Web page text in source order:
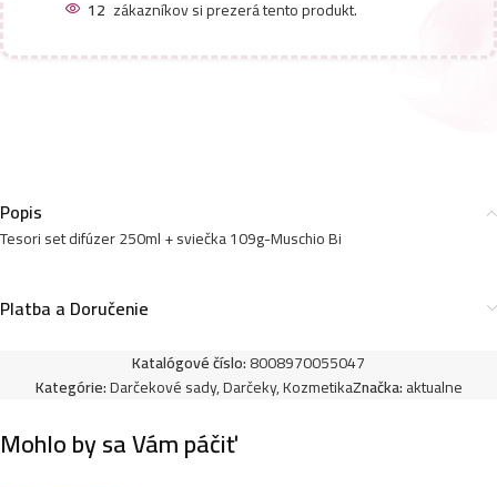
12 zákazníkov si prezerá tento produkt.
Popis
Tesori set difúzer 250ml + sviečka 109g-Muschio Bi
Platba a Doručenie
Katalógové číslo:8008970055047
Kategórie:Darčekové sady,Darčeky,KozmetikaZnačka:aktualne
Mohlo by sa Vám páčiť